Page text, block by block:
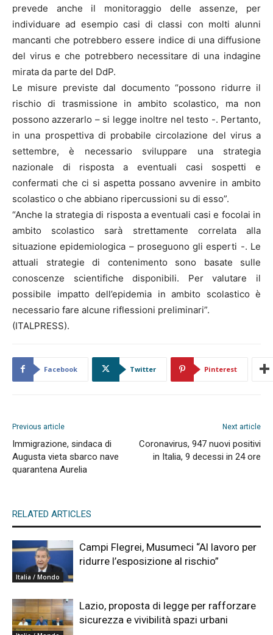
prevede anche il monitoraggio delle assenze, per
individuare ad esempio casi di classi con molti alunni
mancanti che potrebbero essere indice di una diffusione
del virus e che potrebbero necessitare di una indagine
mirata da parte del DdP.
Le misure previste dal documento “possono ridurre il
rischio di trasmissione in ambito scolastico, ma non
possono azzerarlo – si legge inoltre nel testo -. Pertanto,
in una prospettiva di probabile circolazione del virus a
settembre, è necessario sviluppare una strategia
nazionale di risposta a eventuali casi sospetti e
confermati che ci si aspetta possano avvenire in ambito
scolastico o che abbiano ripercussioni su di esso”.
“Anche la strategia di risposta a eventuali casi e focolai in
ambito scolastico sarà strettamente correlata alla
situazione epidemiologica – proseguono gli esperti -. Le
attuali strategie di contenimento sono basate sulle
conoscenze scientifiche disponibili. Per valutare il
possibile impatto dell’epidemia in ambito scolastico è
necessario fare alcune riflessioni preliminari”.
(ITALPRESS).
Facebook Twitter Pinterest
Previous article
Immigrazione, sindaca di
Augusta vieta sbarco nave
quarantena Aurelia
Next article
Coronavirus, 947 nuovi positivi
in Italia, 9 decessi in 24 ore
RELATED ARTICLES
Italia / Mondo
Campi Flegrei, Musumeci “Al lavoro per
ridurre l’esposizione al rischio”
Lazio, proposta di legge per rafforzare
sicurezza e vivibilità spazi urbani